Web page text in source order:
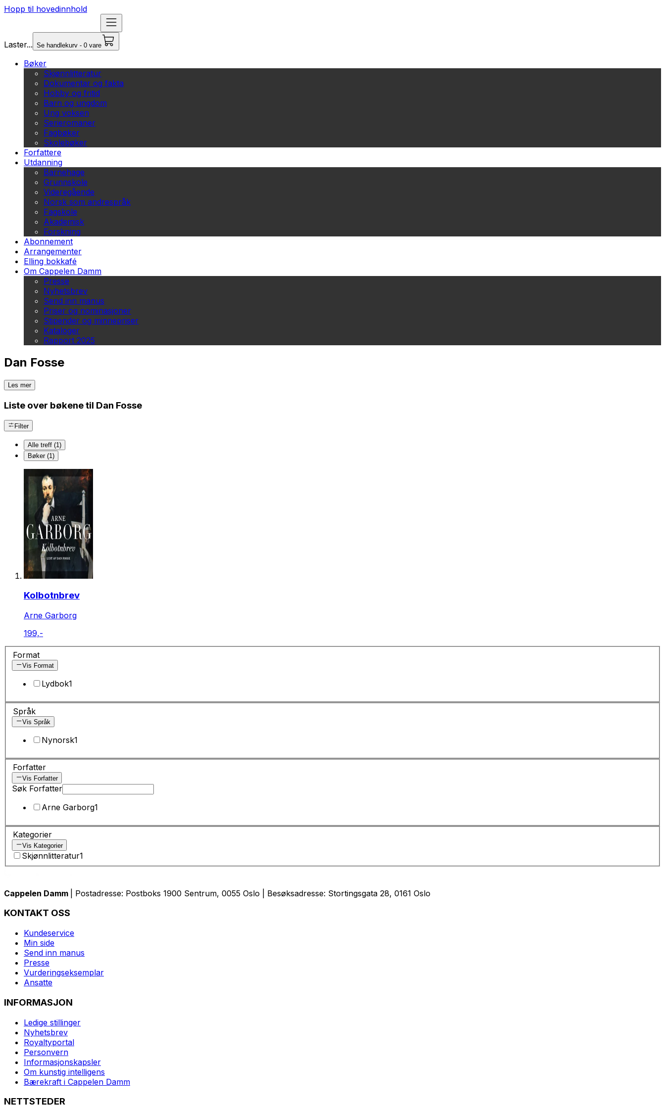
Hopp til hovedinnhold
Laster... Se handlekurv - 0 vare
Bøker
Skjønnlitteratur
Dokumentar og fakta
Hobby og fritid
Barn og ungdom
Ung voksen
Serieromaner
Fagbøker
Skolebøker
Forfattere
Utdanning
Barnehage
Grunnskole
Videregående
Norsk som andrespråk
Fagskole
Akademisk
Forskning
Abonnement
Arrangementer
Elling bokkafé
Om Cappelen Damm
Presse
Nyhetsbrev
Send inn manus
Priser og nominasjoner
Stipender og minnepriser
Kataloger
Rapport 2025
Dan Fosse
Les mer
Liste over bøkene til Dan Fosse
Filter
Alle treff (1)
Bøker (1)
Kolbotnbrev
Arne Garborg
199,-
Format
Vis Format
Lydbok1
Språk
Vis Språk
Nynorsk1
Forfatter
Vis Forfatter
Søk Forfatter
Arne Garborg1
Kategorier
Vis Kategorier
Skjønnlitteratur1
Cappelen Damm | Postadresse: Postboks 1900 Sentrum, 0055 Oslo | Besøksadresse: Stortingsgata 28, 0161 Oslo
KONTAKT OSS
Kundeservice
Min side
Send inn manus
Presse
Vurderingseksemplar
Ansatte
INFORMASJON
Ledige stillinger
Nyhetsbrev
Royaltyportal
Personvern
Informasjonskapsler
Om kunstig intelligens
Bærekraft i Cappelen Damm
NETTSTEDER